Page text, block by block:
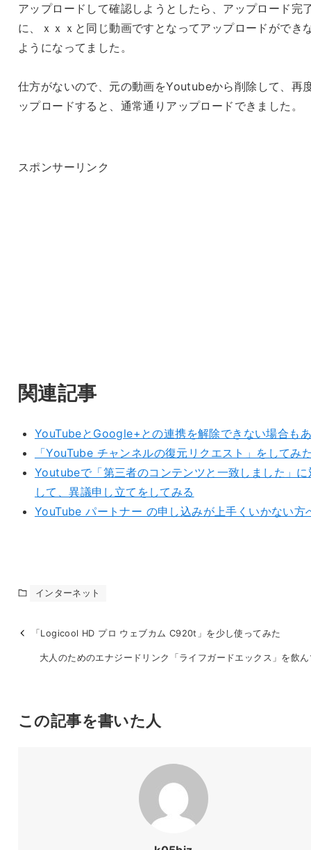
アップロードして確認しようとしたら、アップロード完
に、ｘｘｘと同じ動画ですとなってアップロードができ
ようになってました。
仕方がないので、元の動画をYoutubeから削除して、再
ップロードすると、通常通りアップロードできました。
スポンサーリンク
関連記事
YouTubeとGoogle+との連携を解除できない場合も
「YouTube チャンネルの復元リクエスト」をしてみ
Youtubeで「第三者のコンテンツと一致しました」に
して、異議申し立てをしてみる
YouTube パートナー の申し込みが上手くいかない方
インターネット
「Logicool HD プロ ウェブカム C920t」を少し使ってみた
大人のためのエナジードリンク「ライフガードエックス」を飲
この記事を書いた人